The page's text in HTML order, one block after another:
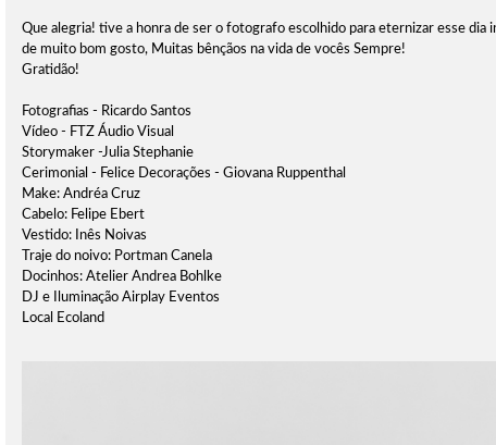
Que alegria! tive a honra de ser o fotografo escolhido para eternizar esse dia
de muito bom gosto, Muitas bênçãos na vida de vocês Sempre!
Gratidão!
Fotografias - Ricardo Santos
Vídeo - FTZ Áudio Visual
Storymaker -Julia Stephanie
Cerimonial - Felice Decorações - Giovana Ruppenthal
Make: Andréa Cruz
Cabelo: Felipe Ebert
Vestido: Inês Noivas
Traje do noivo: Portman Canela
Docinhos: Atelier Andrea Bohlke
DJ e Iluminação Airplay Eventos
Local Ecoland